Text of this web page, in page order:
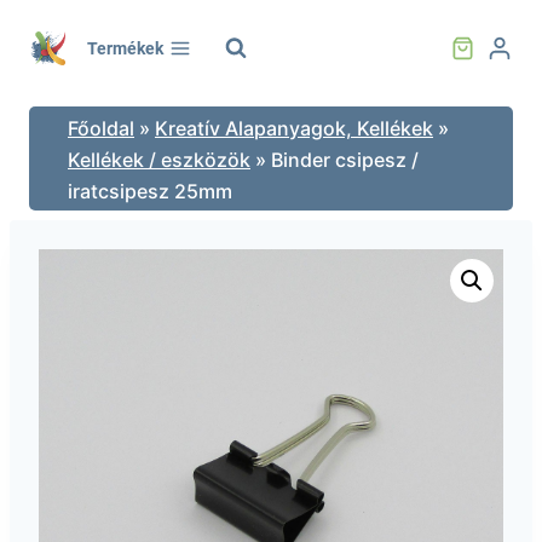
Termékek
Főoldal » Kreatív Alapanyagok, Kellékek »
Kellékek / eszközök » Binder csipesz /
iratcsipesz 25mm